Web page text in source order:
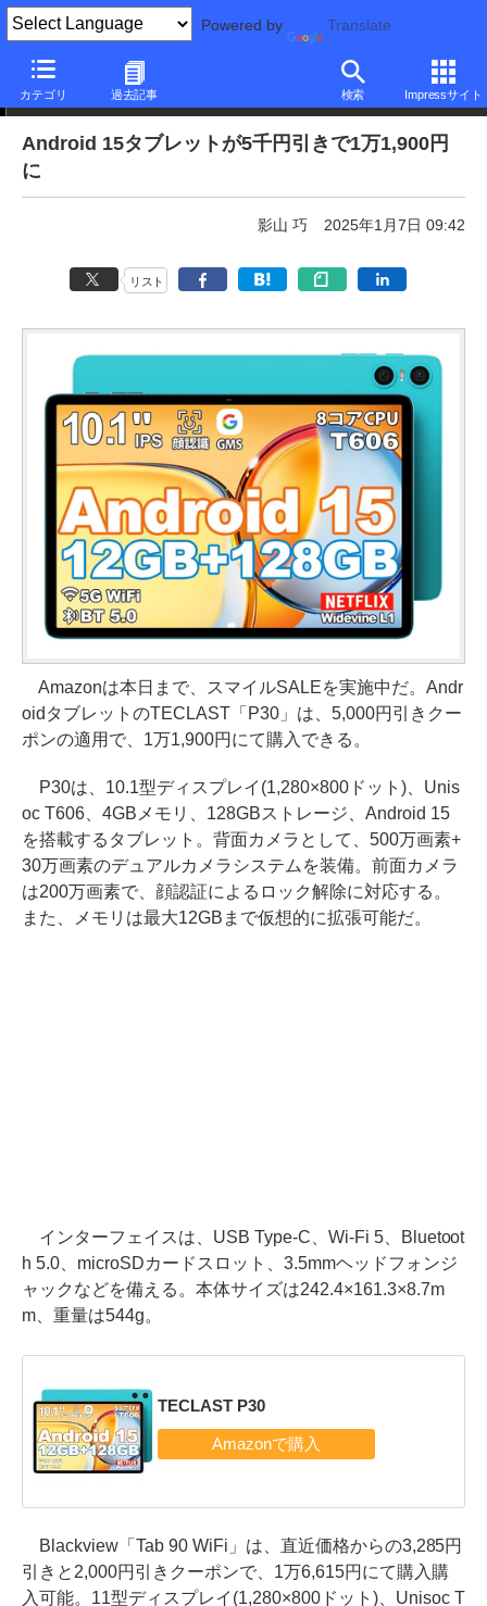
Powered by Translate
カテゴリ 過去記事 検索 Impressサイト
本日みつけたお買い得品
Android 15タブレットが5千円引きで1万1,900円
に
影山 巧 2025年1月7日 09:42
リスト
Amazonは本日まで、スマイルSALEを実施中だ。Andr
oidタブレットのTECLAST「P30」は、5,000円引きクー
ポンの適用で、1万1,900円にて購入できる。
P30は、10.1型ディスプレイ(1,280×800ドット)、Unis
oc T606、4GBメモリ、128GBストレージ、Android 15
を搭載するタブレット。背面カメラとして、500万画素+
30万画素のデュアルカメラシステムを装備。前面カメラ
は200万画素で、顔認証によるロック解除に対応する。
また、メモリは最大12GBまで仮想的に拡張可能だ。
インターフェイスは、USB Type-C、Wi-Fi 5、Bluetoot
h 5.0、microSDカードスロット、3.5mmヘッドフォンジ
ャックなどを備える。本体サイズは242.4×161.3×8.7m
m、重量は544g。
TECLAST P30
Blackview「Tab 90 WiFi」は、直近価格からの3,285円
引きと2,000円引きクーポンで、1万6,615円にて購入購
入可能。11型ディスプレイ(1,280×800ドット)、Unisoc T